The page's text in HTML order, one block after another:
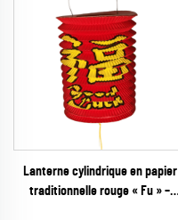
Lanterne cylindrique en papier
traditionnelle rouge « Fu » –